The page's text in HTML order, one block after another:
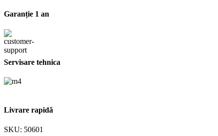
Garanție 1 an
Servisare tehnica
Livrare rapidă
SKU: 50601